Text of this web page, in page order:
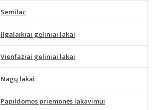
Semilac
Ilgalaikiai geliniai lakai
Vienfaziai geliniai lakai
Nagų lakai
Papildomos priemonės lakavimui